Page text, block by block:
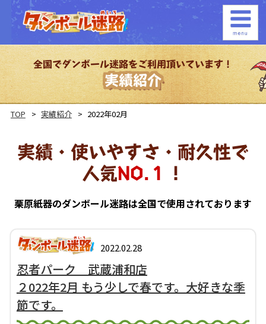
全国でダンボール迷路をご利用頂いています！
実績紹介
TOP 実績紹介 2022年02月
実績・使いやすさ・耐久性で
人気NO.１ ！
栗原紙器のダンボール迷路は全国で使用されております
2022.02.28
忍者パーク 武蔵浦和店
２022年2月 もう少しで春です。大好きな季
節です。